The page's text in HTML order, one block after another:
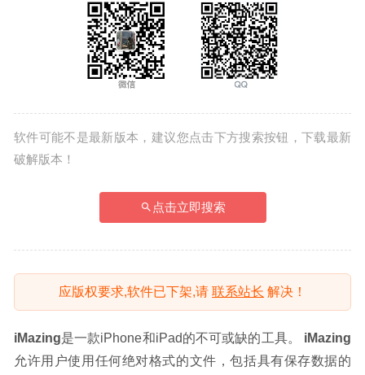
软件可能不是最新版本，建议您点击下方搜索按钮，下载最新
破解版本！
点击立即搜索
应版权要求,软件已下架,请 联系站长 解决！
iMazing是一款iPhone和iPad的不可或缺的工具。 iMazing
允许用户使用任何绝对格式的文件，包括具有保存数据的